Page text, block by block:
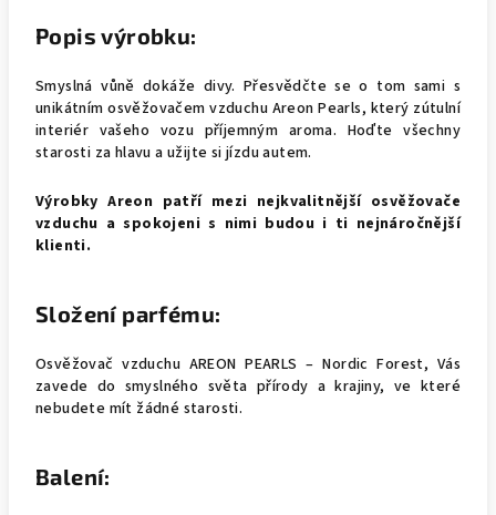
Popis výrobku:
Smyslná vůně dokáže divy. Přesvědčte se o tom sami s
unikátním osvěžovačem vzduchu Areon Pearls, který zútulní
interiér vašeho vozu příjemným aroma. Hoďte všechny
starosti za hlavu a užijte si jízdu autem.
Výrobky Areon patří mezi nejkvalitnější osvěžovače
vzduchu a spokojeni s nimi budou i ti nejnáročnější
klienti.
Složení parfému:
Osvěžovač vzduchu AREON PEARLS – Nordic Forest, Vás
zavede do smyslného světa přírody a krajiny, ve které
nebudete mít žádné starosti.
Balení: